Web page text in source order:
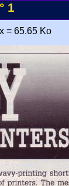
1
= 65.65 Ko